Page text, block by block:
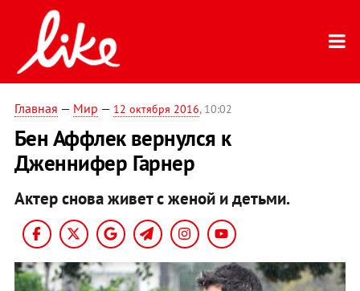
Главная — Мир — 12 октября 2016, 10:02
Бен Аффлек вернулся к
Дженнифер Гарнер
Актер снова живет с женой и детьми.